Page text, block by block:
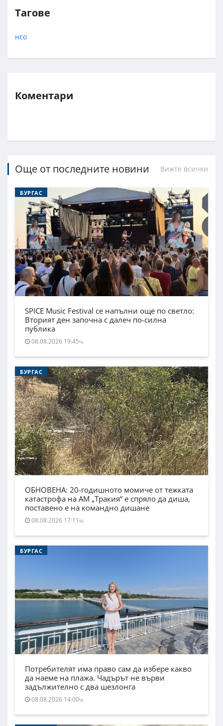
Тагове
нсо
Коментари
Още от последните новини Вижте всички
БУРГАС
SPICE Music Festival се напълни още по светло:
Вторият ден започна с далеч по-силна
публика
08.08.2026 19:45ч.
БУРГАС
ОБНОВЕНА: 20-годишното момиче от тежката
катастрофа на АМ „Тракия“ е спряло да диша,
поставено е на командно дишане
08.08.2026 17:11ч.
БУРГАС
Потребителят има право сам да избере какво
да наеме на плажа. Чадърът не върви
задължително с два шезлонга
08.08.2026 14:00ч.